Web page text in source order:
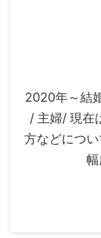
2020年～結
/ 主婦/ 現在
方などにつ
幅